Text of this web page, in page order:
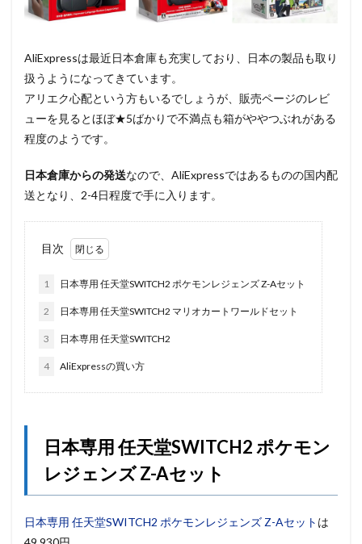
AliExpressは最近日本倉庫も充実しており、日本の製品も取り
扱うようになってきています。
アリエク心配という方もいるでしょうが、販売ページのレビ
ューを見るとほぼ★5ばかりで不満点も箱がややつぶれがある
程度のようです。
日本倉庫からの発送なので、AliExpressではあるものの国内配
送となり、2-4日程度で手に入ります。
目次
1 日本専用 任天堂SWITCH2 ポケモンレジェンズ Z-Aセット
2 日本専用 任天堂SWITCH2 マリオカートワールドセット
3 日本専用 任天堂SWITCH2
4 AliExpressの買い方
日本専用 任天堂SWITCH2 ポケモン
レジェンズ Z-Aセット
日本専用 任天堂SWITCH2 ポケモンレジェンズ Z-Aセット は